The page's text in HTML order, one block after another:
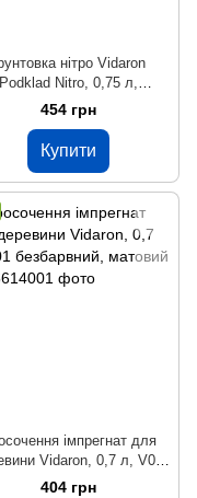
нітро Vidaron
Podklad Nitro, 0,75 л,
безбарвний, матовий
454 грн
Купити
імпрегнат для
Vidaron, 0,7 л, V01
безбарвний, матовий
404 грн